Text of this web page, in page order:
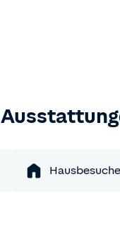
Hausbesuche